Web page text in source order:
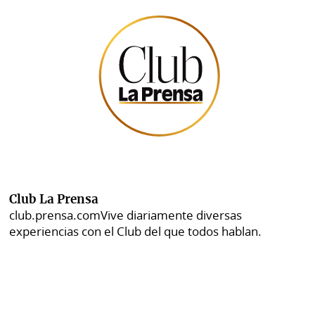
Club La Prensa
club.prensa.comVive diariamente diversas
experiencias con el Club del que todos hablan.